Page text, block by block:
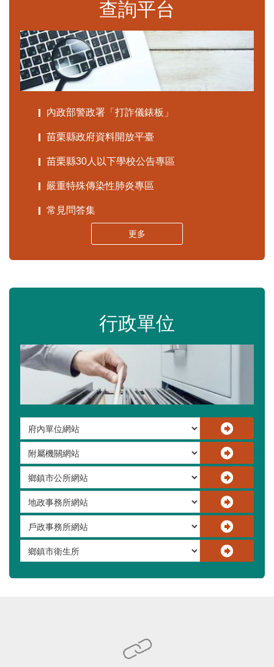
查詢平台
內政部警政署「打詐儀錶板」
苗栗縣政府資料開放平臺
苗栗縣30人以下學校公告專區
嚴重特殊傳染性肺炎專區
常見問答集
更多
行政單位